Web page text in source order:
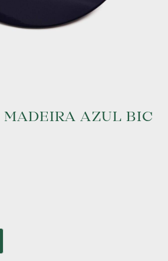
MADEIRA AZUL BIC